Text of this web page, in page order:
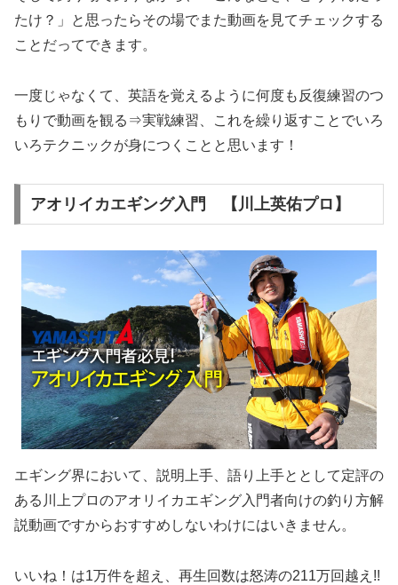
たけ？」と思ったらその場でまた動画を見てチェックする
ことだってできます。
一度じゃなくて、英語を覚えるように何度も反復練習のつ
もりで動画を観る⇒実戦練習、これを繰り返すことでいろ
いろテクニックが身につくことと思います！
アオリイカエギング入門 【川上英佑プロ】
エギング界において、説明上手、語り上手ととして定評の
ある川上プロのアオリイカエギング入門者向けの釣り方解
説動画ですからおすすめしないわけにはいきません。
いいね！は1万件を超え、再生回数は怒涛の211万回越え!!